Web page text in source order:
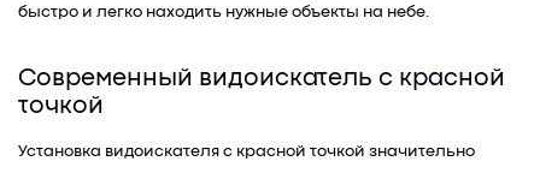
быстро и легко находить нужные объекты на небе.
Современный видоискатель с красной
точкой
Установка видоискателя с красной точкой значительно